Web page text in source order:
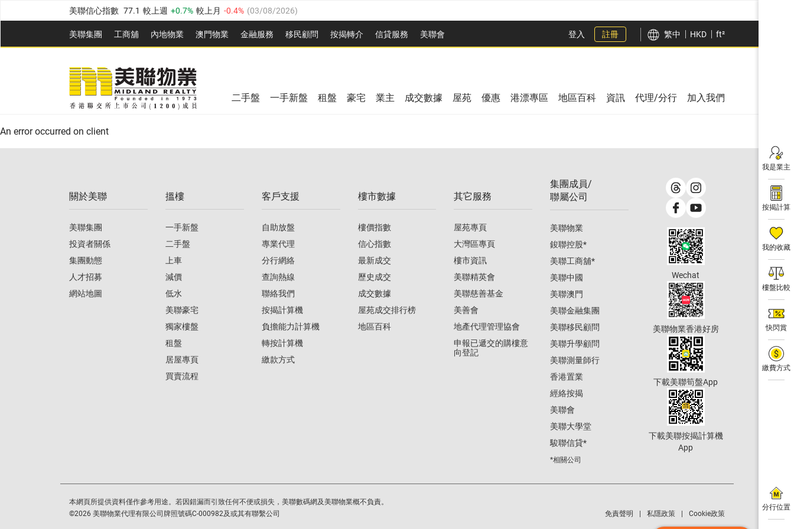
美聯信心指數 77.1 較上週 0.7% 較上月 -0.4% (03/08/2026)
全港樓價指數 149.1 較上週 0% 較上月 0.4% (03/08/2026)
港島樓價指數 157.4 較上週 -0.3% 較上月 -0.8% (03/08/2026)
九龍樓價指數 156.4 較上週 -0.1%
新界樓價指數 134.8 較上週 0.1% 0.9% 03/08/2026
美聯信心指數 77.1 較上週 0.7% 較上月
美聯集團 工商舖 內地物業 澳門物業 金融服務 移民顧問 按揭轉介 信貸服務 美聯會
全港樓價指數 149.1 較上週 0% 較上月
美聯信心指數 較上週 0.7% 03/08/2026)
登入 註冊 繁中 HKD ft²
我是業主
按揭計算
我的收藏
樓盤比較
快閃賞
繳費方式
分行位置
二手盤 一手新盤 租盤 豪宅 業主 成交數據 屋苑 優惠 港漂專區 地區百科 資訊 代理/分行 加入我們
An error occurred on client
關於美聯
美聯集團
投資者關係
集團動態
人才招募
網站地圖
搵樓
一手新盤
二手盤
上車
減價
低水
美聯豪宅
獨家樓盤
租盤
居屋專頁
買賣流程
客戶支援
自助放盤
專業代理
分行網絡
查詢熱線
聯絡我們
按揭計算機
負擔能力計算機
轉按計算機
繳款方式
樓市數據
樓價指數
信心指數
最新成交
歷史成交
成交數據
屋苑成交排行榜
地區百科
其它服務
屋苑專頁
大灣區專頁
樓市資訊
美聯精英會
美聯慈善基金
美善會
地產代理管理協會
申報已遞交的購樓意
向登記
集團成員/
聯屬公司
美聯物業
鋑聯控股*
美聯工商舖*
美聯中國
美聯澳門
美聯金融集團
美聯移民顧問
美聯升學顧問
美聯測量師行
香港置業
經絡按揭
美聯會
美聯大學堂
駿聯信貸*
*相關公司
Wechat
美聯物業香港好房
下載美聯筍盤App
下載美聯按揭計算機
App
本網頁所提供資料僅作參考用途。若因錯漏而引致任何不便或損失，美聯數碼網及美聯物業概不負責。
©2026 美聯物業代理有限公司牌照號碼C-000982及或其有聯繫公司 免責聲明 私隱政策 Cookie政策